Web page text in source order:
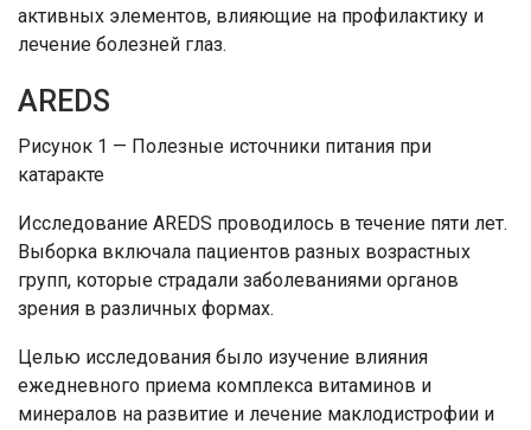
активных элементов, влияющие на профилактику и
лечение болезней глаз.
AREDS
Рисунок 1 — Полезные источники питания при
катаракте
Исследование AREDS проводилось в течение пяти лет.
Выборка включала пациентов разных возрастных
групп, которые страдали заболеваниями органов
зрения в различных формах.
Целью исследования было изучение влияния
ежедневного приема комплекса витаминов и
минералов на развитие и лечение маклодистрофии и